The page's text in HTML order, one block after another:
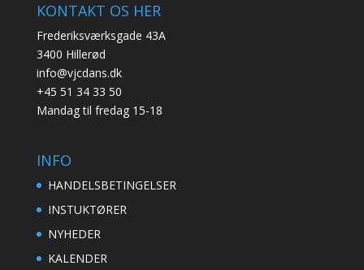
KONTAKT OS HER
Frederiksværksgade 43A
3400 Hillerød
info@vjcdans.dk
+45 51 34 33 50
Mandag til fredag 15-18
INFO
HANDELSBETINGELSER
INSTUKTØRER
NYHEDER
KALENDER